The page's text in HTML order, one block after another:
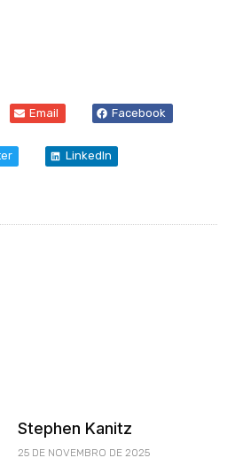
Email Facebook
LinkedIn
Stephen Kanitz
25 DE NOVEMBRO DE 2025